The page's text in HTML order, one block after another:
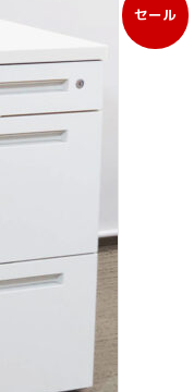
セール
販
売